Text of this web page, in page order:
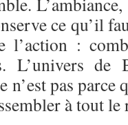
ce qu’il
:
L’univers de
pas parce
à tout le